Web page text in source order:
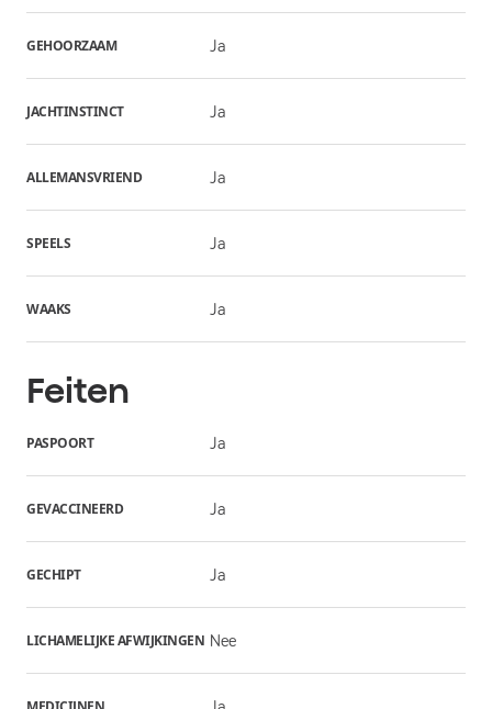
GEHOORZAAM Ja
JACHTINSTINCT Ja
ALLEMANSVRIEND Ja
SPEELS Ja
WAAKS Ja
Feiten
PASPOORT Ja
GEVACCINEERD Ja
GECHIPT Ja
LICHAMELIJKE AFWIJKINGEN Nee